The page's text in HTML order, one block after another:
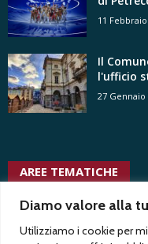
Diamo valore alla
Utilizziamo i cookie per
11
Il
l'ufficio
27 Gennaio
AREE TEMATICHE
pubblici vita